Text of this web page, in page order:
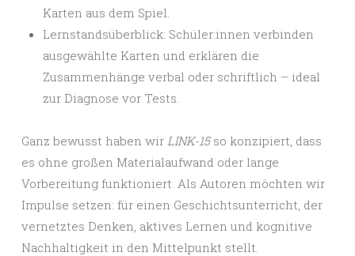
Karten aus dem Spiel.
Lernstandsüberblick: Schüler:innen verbinden
ausgewählte Karten und erklären die
Zusammenhänge verbal oder schriftlich – ideal
zur Diagnose vor Tests.
Ganz bewusst haben wir LINK-15so konzipiert, dass
es ohne großen Materialaufwand oder lange
Vorbereitung funktioniert. Als Autoren möchten wir
Impulse setzen: für einen Geschichtsunterricht, der
vernetztes Denken, aktives Lernen und kognitive
Nachhaltigkeit in den Mittelpunkt stellt.